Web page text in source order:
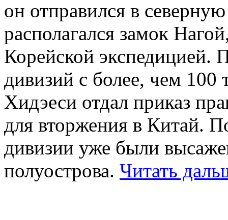
он отправился в
располагался замок
Корейской экспедицией.
дивизий с более, чем 100
Хидэеси отдал приказ
для вторжения в Китай.
дивизии уже были
полуострова. Читать